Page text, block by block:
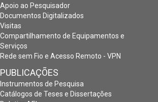
Apoio ao Pesquisador
Documentos Digitalizados
Visitas
Compartilhamento de Equipamentos e
Serviços
Rede sem Fio e Acesso Remoto - VPN
PUBLICAÇÕES
Instrumentos de Pesquisa
Catálogos de Teses e Dissertações